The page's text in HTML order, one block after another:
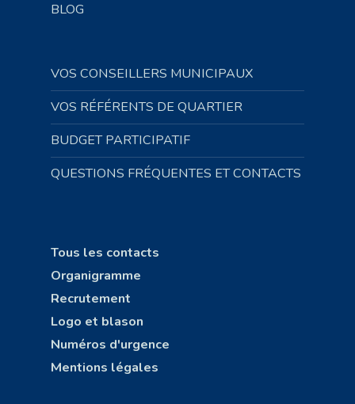
BLOG
VOS CONSEILLERS MUNICIPAUX
VOS RÉFÉRENTS DE QUARTIER
BUDGET PARTICIPATIF
QUESTIONS FRÉQUENTES ET CONTACTS
Tous les contacts
Organigramme
Recrutement
Logo et blason
Numéros d'urgence
Mentions légales